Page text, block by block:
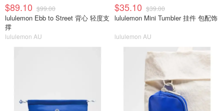
$89.10 $99.00
lululemon Ebb to Street 背心 轻度支
撑
lululemon AU
$35.10 $39.00
lululemon Mini Tumbler 挂件 包配饰
lululemon AU